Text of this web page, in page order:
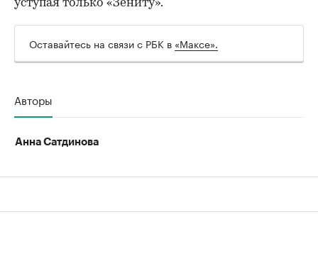
уступая только «Зениту».
Оставайтесь на связи с РБК в «Максе».
Авторы
Анна Сатдинова